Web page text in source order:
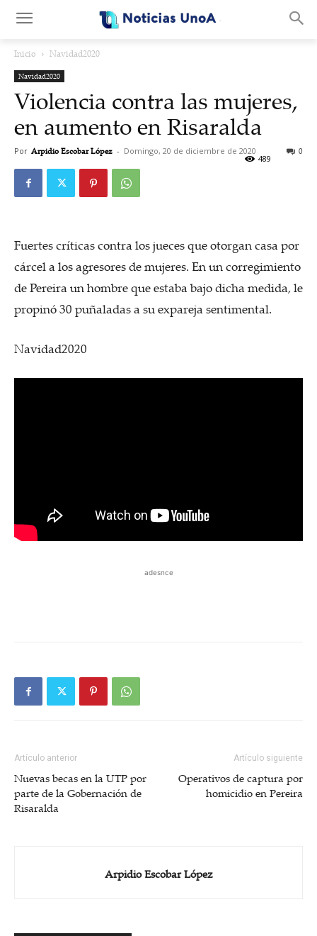
Inicio Navidad2020
Navidad2020
Violencia contra las mujeres,
en aumento en Risaralda
Por Arpidio Escobar López - Domingo, 20 de diciembre de 2020 0
489
Fuertes críticas contra los jueces que otorgan casa por
cárcel a los agresores de mujeres. En un corregimiento
de Pereira un hombre que estaba bajo dicha medida, le
propinó 30 puñaladas a su expareja sentimental.
Navidad2020
adesnce
Artículo anterior
Nuevas becas en la UTP por
parte de la Gobernación de
Risaralda
Artículo siguiente
Operativos de captura por
homicidio en Pereira
Arpidio Escobar López